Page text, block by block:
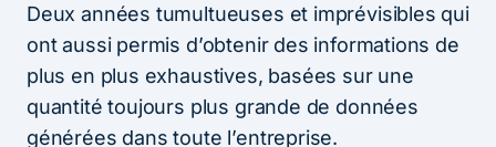
Deux années tumultueuses et imprévisibles qui
ont aussi permis d’obtenir des informations de
plus en plus exhaustives, basées sur une
quantité toujours plus grande de données
générées dans toute l’entreprise.